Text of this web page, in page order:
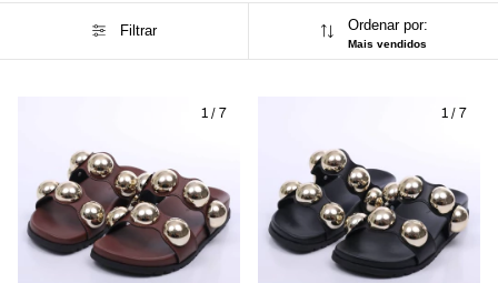
Filtrar Ordenar por:
Mais vendidos
1 / 7 1 / 7